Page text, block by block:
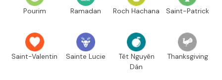
Pourim Ramadan Roch Hachana Saint-Patrick
Saint-Valentin Sainte Lucie
Têt Nguyên
Dán
Thanksgiving